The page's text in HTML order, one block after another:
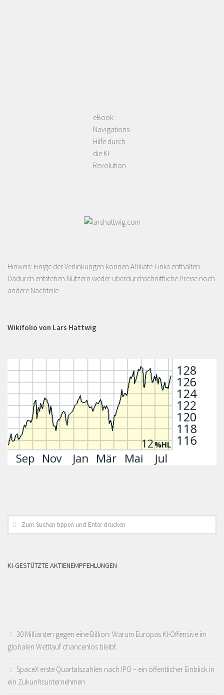
eBook:
Navigations-
Hilfe durch
die KI-
Revolution
Hinweis: Einige der Verlinkungen können Affiliate-Links enthalten.
Dadurch entstehen Nutzern weder überdurchschnittliche Preise noch
andere Nachteile.
Wikifolio von Lars Hattwig
KI-GESTÜTZTE AKTIENEMPFEHLUNGEN
30 Milliarden gegen eine Billion: Warum Europas KI-Offensive im
globalen Wettlauf chancenlos bleibt
SpaceX erste Quartalszahlen nach IPO – ein öffentlicher Einblick in
ein Zukunftsunternehmen